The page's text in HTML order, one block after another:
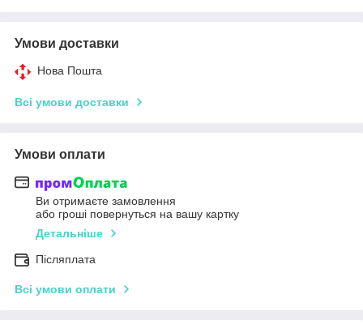
Умови доставки
Нова Пошта
Всі умови доставки
Умови оплати
Ви отримаєте замовлення
або гроші повернуться на вашу картку
Детальніше
Післяплата
Всі умови оплати